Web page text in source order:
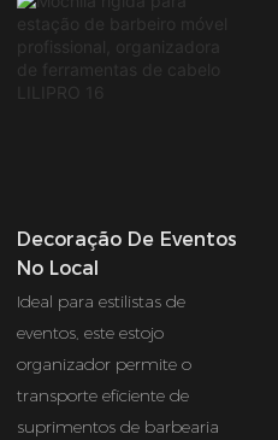
Decoração De Eventos
No Local
Ideal para estilistas de
eventos, este estojo
organizador permite o
transporte eficiente de
suprimentos de barbearia